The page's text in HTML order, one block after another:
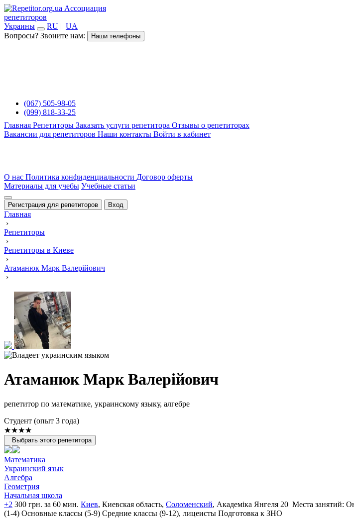
Ассоциация
репетиторов
Украины
RU | UA
Вопросы? Звоните нам:
Наши телефоны
(067) 505-98-05
(099) 818-33-25
Главная Репетиторы Заказать услуги репетитора Отзывы о репетиторах
Вакансии для репетиторов Наши контакты Войти в кабинет
О нас Политика конфиденциальности Договор оферты
Материалы для учебы Учебные статьи
Регистрация для репетиторов Вход
Главная
›
Репетиторы
›
Репетиторы в Киеве
›
Атаманюк Марк Валерійович
›
Атаманюк Марк Валерійович
репетитор по математике, украинскому языку, алгебре
Cтудент (опыт 3 года)
★★★★
Выбрать этого репетитора
Математика
Украинский язык
Алгебра
Геометрия
Начальная школа
+2 300 грн. за 60 мин. Киев, Киевская область, Соломенский, Академіка Янгеля 20 Места занятий:
(1-4) Основные классы (5-9) Средние классы (9-12), лицеисты Подготовка к ЗНО